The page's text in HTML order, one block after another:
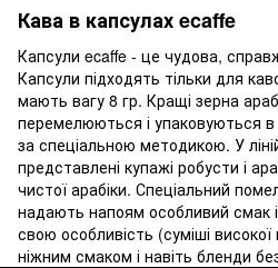
Кава в капсулах ecaffe
Капсули ecaffe - це чудова,
Капсули підходять тільки для
мають вагу 8 гр. Кращі зерна
перемелюються і упаковуються в
за спеціальною методикою. У
представлені купажі робусти і
чистої арабіки. Спеціальний
надають напоям особливий смак
свою особливість (суміші високої
ніжним смаком і навіть бленди